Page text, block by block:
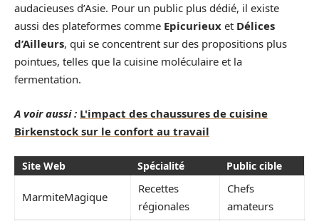
audacieuses d’Asie. Pour un public plus dédié, il existe
aussi des plateformes comme Epicurieux et Délices
d’Ailleurs, qui se concentrent sur des propositions plus
pointues, telles que la cuisine moléculaire et la
fermentation.
A voir aussi : L'impact des chaussures de cuisine
Birkenstock sur le confort au travail
Site Web Spécialité Public cible
MarmiteMagique
Recettes
régionales
Chefs
amateurs